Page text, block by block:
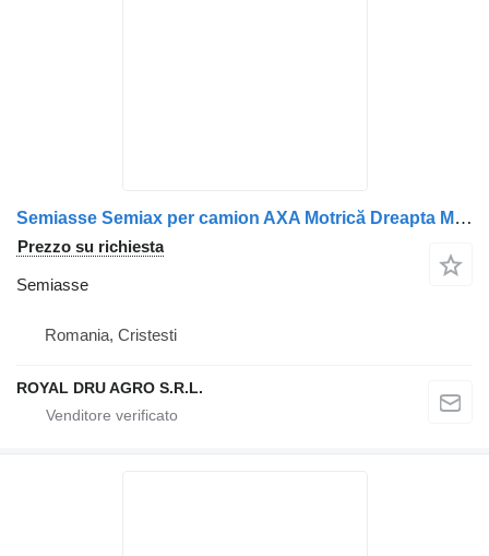
Semiasse Semiax per camion AXA Motrică Dreapta Mercedes-Benz A9703570301 9703570301
Prezzo su richiesta
Semiasse
Romania, Cristesti
ROYAL DRU AGRO S.R.L.